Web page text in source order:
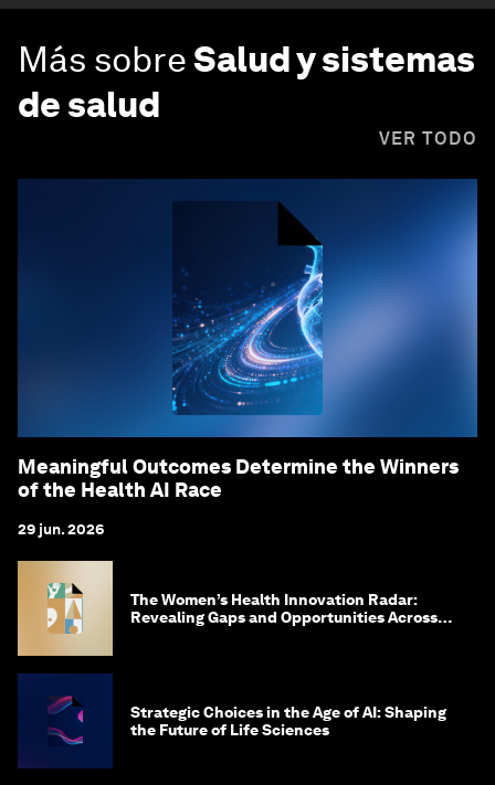
Más sobreSalud y sistemas
de salud
VER TODO
Meaningful Outcomes Determine the Winners
of the Health AI Race
29 jun. 2026
The Women’s Health Innovation Radar:
Revealing Gaps and Opportunities Across
Strategic Choices in the Age of AI: Shaping
the Future of Life Sciences